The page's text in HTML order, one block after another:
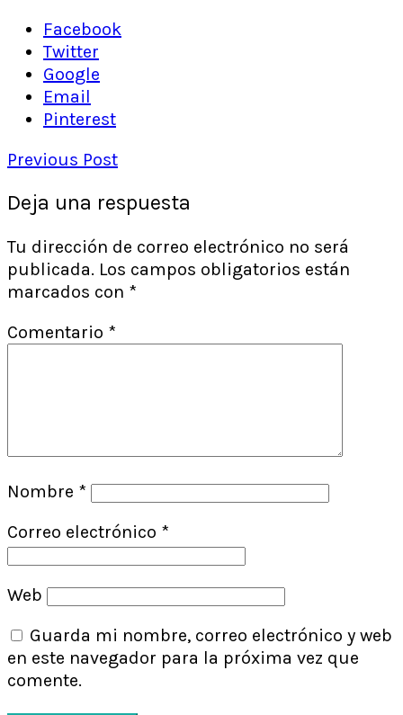
Facebook
Twitter
Google
Email
Pinterest
Previous Post
Deja una respuesta
Tu dirección de correo electrónico no será
publicada. Los campos obligatorios están
marcados con *
Comentario *
Nombre *
Correo electrónico *
Web
Guarda mi nombre, correo electrónico y web
en este navegador para la próxima vez que
comente.